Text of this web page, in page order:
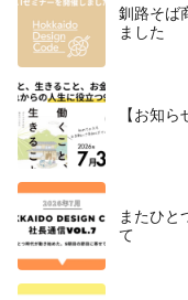
釧路そば
ました
【お知
またひと
て